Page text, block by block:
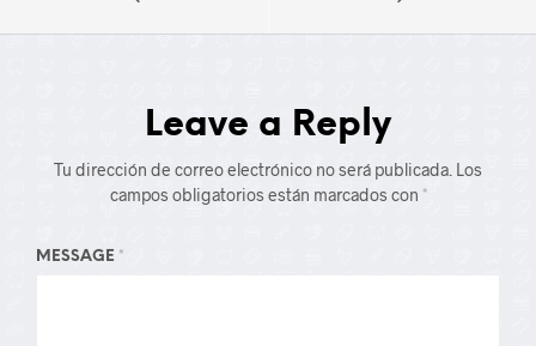
Leave a Reply
Tu dirección de correo electrónico no será publicada. Los
campos obligatorios están marcados con *
MESSAGE *